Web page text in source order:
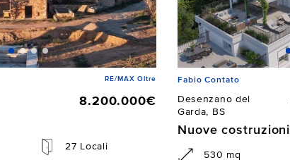
RE/MAX Oltre
8.200.000€
27 Locali
Fabio Contato
Desenzano del
Garda, BS
Nuove costruzioni
530 mq